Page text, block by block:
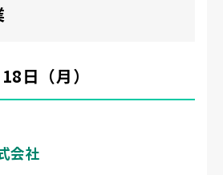
日（月）
会社